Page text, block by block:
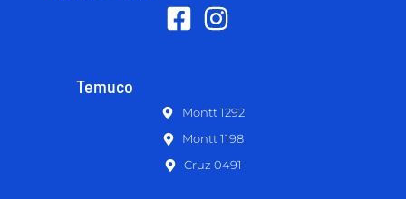
Temuco
Montt 1292
Montt 1198
Cruz 0491